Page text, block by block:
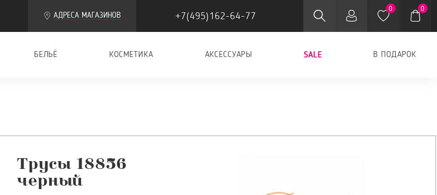
АДРЕСА МАГАЗИНОВ +7(495)162-64-77
0 0
БЕЛЬЁ КОСМЕТИКА АКСЕССУАРЫ SALE В ПОДАРОК
Трусы 18856
черный